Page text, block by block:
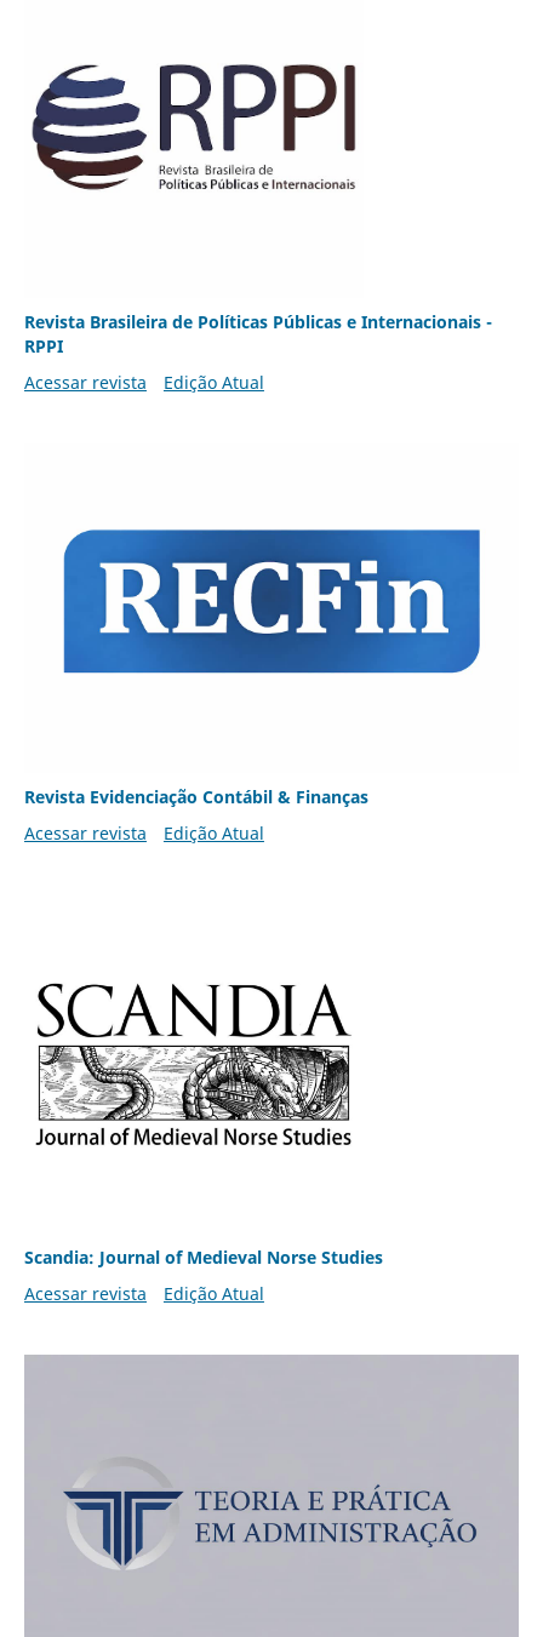
Revista Brasileira de Políticas Públicas e Internacionais -
RPPI
Acessar revista
Edição Atual
Revista Evidenciação Contábil & Finanças
Acessar revista
Edição Atual
Scandia: Journal of Medieval Norse Studies
Acessar revista
Edição Atual